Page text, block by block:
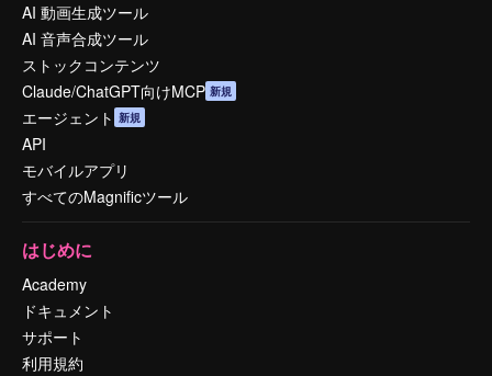
AI 動画生成ツール
AI 音声合成ツール
ストックコンテンツ
Claude/ChatGPT向けMCP 新規
エージェント 新規
API
モバイルアプリ
すべてのMagnificツール
はじめに
Academy
ドキュメント
サポート
利用規約